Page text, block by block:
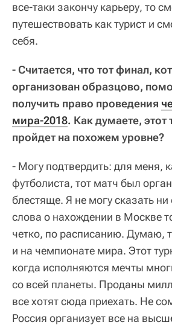
все-таки закончу карьеру, то
путешествовать как турист и
себя.
- Считается, что тот финал,
организован образцово,
получить право проведения
мира-2018. Как думаете, этот
пройдет на похожем уровне?
- Могу подтвердить: для меня,
футболиста, тот матч был
блестяще. Я не могу сказать ни
слова о нахождении в Москве
четко, по расписанию. Думаю,
и на чемпионате мира. Этот
когда исполняются мечты
со всей планеты. Проданы
все хотят сюда приехать. Не
Россия организует все на